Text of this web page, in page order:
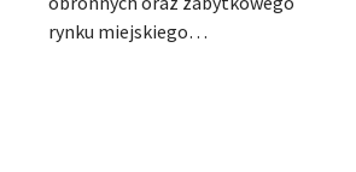
rynku miejskiego…